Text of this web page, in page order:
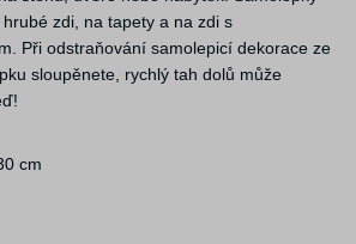
zdi, na tapety a na zdi s
Při odstraňování samolepicí dekorace ze
sloupěnete, rychlý tah dolů může
cm